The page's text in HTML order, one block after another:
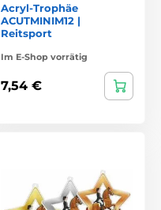
Acryl-Trophäe
ACUTMINIM12 |
Reitsport
Im E-Shop vorrätig
7,54 €